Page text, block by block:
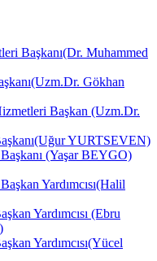
Başkanı(Dr. Muhammed
Gökhan
Başkan (Uzm.Dr.
YURTSEVEN)
(Yaşar BEYGO)
Yardımcısı(Halil
Yardımcısı (Ebru
Yardımcısı(Yücel